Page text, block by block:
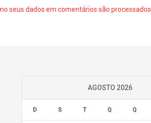
seus dados em comentários são processados
AGOSTO 2026
D S T Q Q